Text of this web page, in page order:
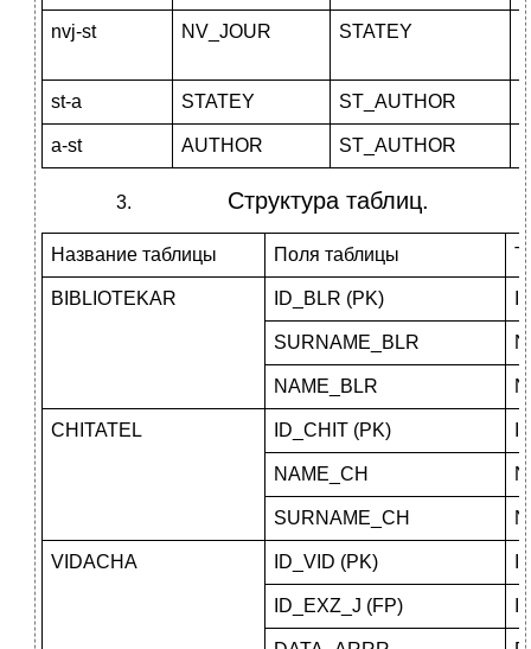
nvj-st NV_JOUR STATEY
st-a STATEY ST_AUTHOR
a-st AUTHOR ST_AUTHOR
Структура таблиц.
Название таблицы Поля таблицы
BIBLIOTEKAR ID_BLR (PK)
SURNAME_BLR
NAME_BLR
CHITATEL ID_CHIT (PK)
NAME_CH
SURNAME_CH
VIDACHA ID_VID (PK)
ID_EXZ_J (FP)